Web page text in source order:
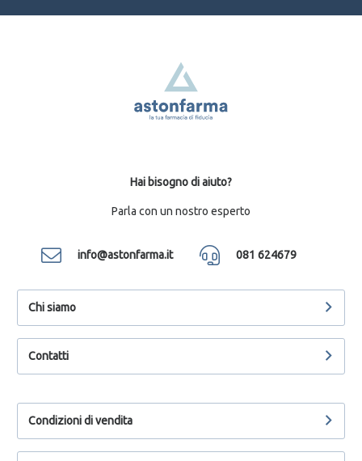
Hai bisogno di aiuto?
Parla con un nostro esperto
info@astonfarma.it 081 624679
Chi siamo
Contatti
Condizioni di vendita